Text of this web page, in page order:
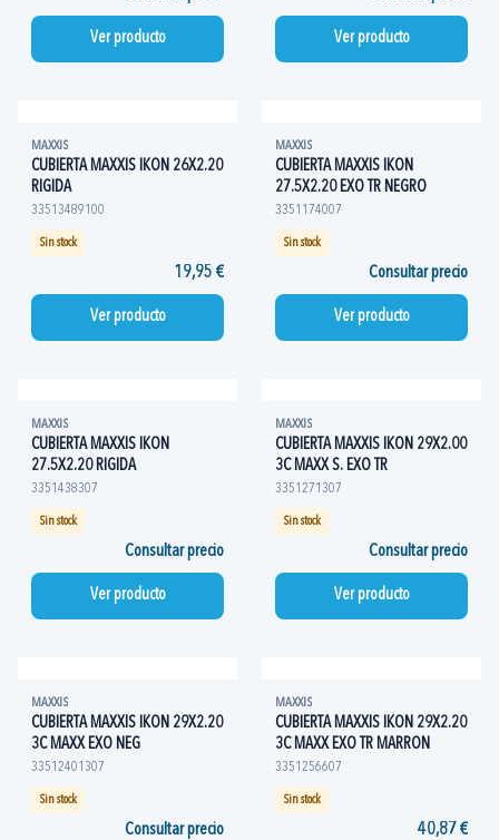
Ver producto Ver producto
MAXXIS
CUBIERTA MAXXIS IKON 26X2.20
RIGIDA
33513489100
Sin stock
19,95 €
Ver producto
MAXXIS
CUBIERTA MAXXIS IKON
27.5X2.20 EXO TR NEGRO
3351174007
Sin stock
Consultar precio
Ver producto
MAXXIS
CUBIERTA MAXXIS IKON
27.5X2.20 RIGIDA
3351438307
Sin stock
Consultar precio
Ver producto
MAXXIS
CUBIERTA MAXXIS IKON 29X2.00
3C MAXX S. EXO TR
3351271307
Sin stock
Consultar precio
Ver producto
MAXXIS
CUBIERTA MAXXIS IKON 29X2.20
3C MAXX EXO NEG
33512401307
Sin stock
Consultar precio
MAXXIS
CUBIERTA MAXXIS IKON 29X2.20
3C MAXX EXO TR MARRON
3351256607
Sin stock
40,87 €